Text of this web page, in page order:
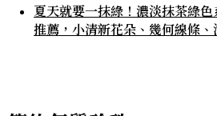
夏天就要一抹綠！濃淡抹茶綠
推薦，小清新花朵、幾何線條